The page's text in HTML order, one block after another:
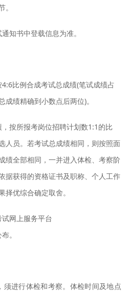
知书中登载信息为准。
比例合成考试总成绩(笔试成绩占
绩精确到小数点后两位)。
按所报考岗位招聘计划数1:1的比
人员。若考试总成绩相同，则按照面
绩全部相同，一并进入体检、考察阶
据获得的资格证书及职称、个人工作
优综合确定取舍。
网上服务平台
。
须进行体检和考察。体检时间及地点